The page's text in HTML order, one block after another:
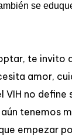
se
te invito
amor,
no define
tenemos
empezar